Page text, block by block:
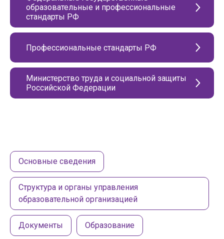
образовательные и профессиональные
стандарты РФ
Профессиональные стандарты РФ
Министерство труда и социальной защиты
Российской Федерации
Основные сведения
Структура и органы управления
образовательной организацией
Документы Образование